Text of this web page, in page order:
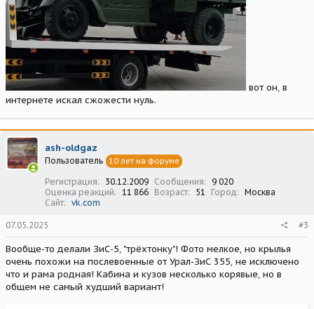
вот он, в
интернете искал сжожести нуль.
ash-oldgaz
Пользователь 10 лет на форуме
Регистрация 30.12.2009 Сообщения
9 020
Оценка реакций
11 866 Возраст 51 Город
Москва
Сайт
vk.com
07.05.2025 #3
Вообще-то делали ЗиС-5, "трёхтонку"! Фото мелкое, но крылья
очень похожи на послевоенные от Урал-ЗиС 355, не исключено
что и рама родная! Кабина и кузов несколько корявые, но в
общем не самый худший вариант!